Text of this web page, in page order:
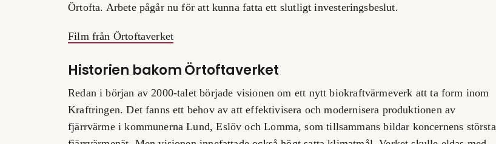
Örtofta. Arbete pågår nu för att kunna fatta ett slutligt investeringsbeslut.
Film från Örtoftaverket
Historien bakom Örtoftaverket
Redan i början av 2000-talet började visionen om ett nytt biokraftvärmeverk att ta form inom
Kraftringen. Det fanns ett behov av att effektivisera och modernisera produktionen av
fjärrvärme i kommunerna Lund, Eslöv och Lomma, som tillsammans bildar koncernens största